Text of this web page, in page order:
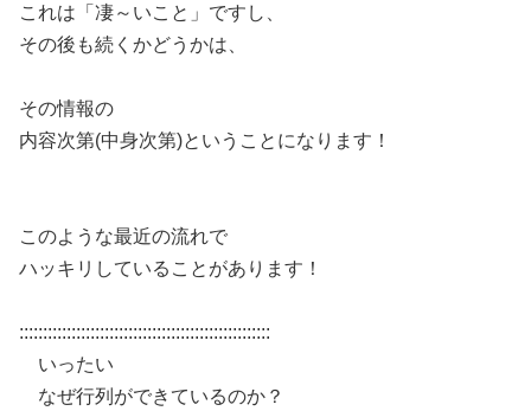
これは「凄～いこと」ですし、
その後も続くかどうかは、
その情報の
内容次第(中身次第)ということになります！
このような最近の流れで
ハッキリしていることがあります！
:::::::::::::::::::::::::::::::::::::::::::::::::::::
いったい
なぜ行列ができているのか？